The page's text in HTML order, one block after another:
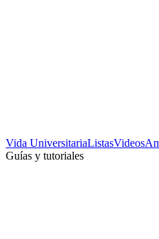
Vida UniversitariaListasVideos
Guías y tutoriales